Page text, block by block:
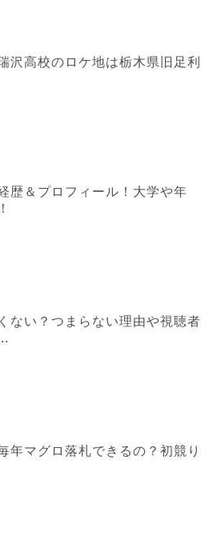
沢高校のロケ地は栃木県旧足利
歴＆プロフィール！大学や年
ない？つまらない理由や視聴者
年マグロ落札できるの？初競り